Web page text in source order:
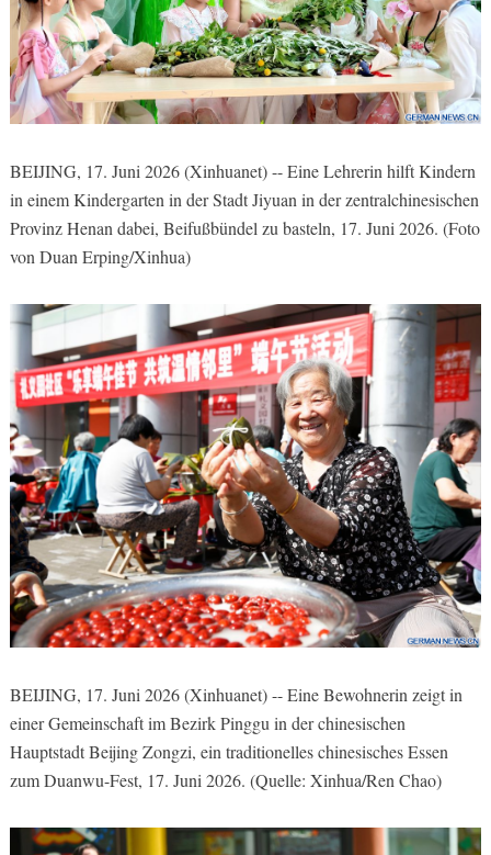
BEIJING, 17. Juni 2026 (Xinhuanet) -- Eine Lehrerin hilft Kindern
in einem Kindergarten in der Stadt Jiyuan in der zentralchinesischen
Provinz Henan dabei, Beifußbündel zu basteln, 17. Juni 2026. (Foto
von Duan Erping/Xinhua)
BEIJING, 17. Juni 2026 (Xinhuanet) -- Eine Bewohnerin zeigt in
einer Gemeinschaft im Bezirk Pinggu in der chinesischen
Hauptstadt Beijing Zongzi, ein traditionelles chinesisches Essen
zum Duanwu-Fest, 17. Juni 2026. (Quelle: Xinhua/Ren Chao)